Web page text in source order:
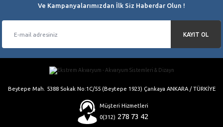
Ve Kampanyalarımızdan İlk Siz Haberdar Olun !
KAYIT OL
Beytepe Mah. 5388 Sokak No:1C/55 (Beytepe 1923) Çankaya ANKARA / TÜRKİYE
Müşteri Hizmetleri
0(312) 278 73 42